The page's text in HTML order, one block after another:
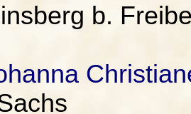
b.